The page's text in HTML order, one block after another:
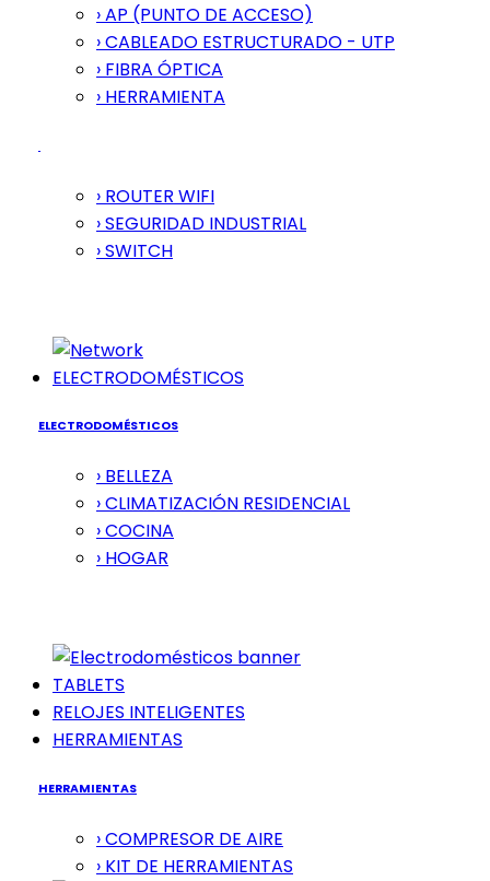
› AP (PUNTO DE ACCESO)
› CABLEADO ESTRUCTURADO - UTP
› FIBRA ÓPTICA
› HERRAMIENTA
› ROUTER WIFI
› SEGURIDAD INDUSTRIAL
› SWITCH
ELECTRODOMÉSTICOS
ELECTRODOMÉSTICOS
› BELLEZA
› CLIMATIZACIÓN RESIDENCIAL
› COCINA
› HOGAR
TABLETS
RELOJES INTELIGENTES
HERRAMIENTAS
HERRAMIENTAS
› COMPRESOR DE AIRE
› KIT DE HERRAMIENTAS